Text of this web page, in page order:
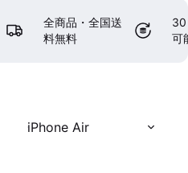
全商品・全国送
料無料
30
可
iPhone Air